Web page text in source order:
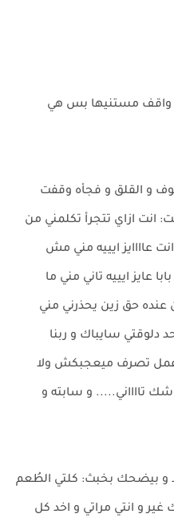
كان واقف مستنيها بس هي
و القلق و فجأه وقفت
انت ازاي تتجرأ تكلمني من
عاااايز ايييه مني مش
عايز ايييه تاني مني ما
حق زين يحذرني مني
دلوقتي سايباك و ربنا
تصرف ميعجبكش ولا
تااااني..... و سابته و
و بيضحك بخبث: كلتي الطُعم
و انتي مراتي و اخد كل